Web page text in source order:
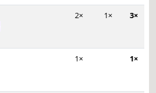
2× 1× 3×
1× 1×